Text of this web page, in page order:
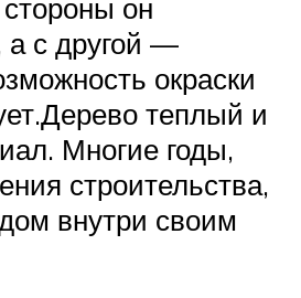
он
с другой —
окраски
теплый и
Многие годы,
строительства,
внутри своим